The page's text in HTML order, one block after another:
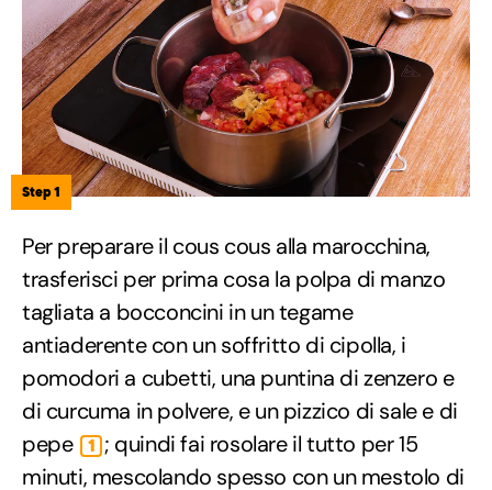
Step 1
Per preparare il cous cous alla marocchina,
trasferisci per prima cosa la polpa di manzo
tagliata a bocconcini in un tegame
antiaderente con un soffritto di cipolla, i
pomodori a cubetti, una puntina di zenzero e
di curcuma in polvere, e un pizzico di sale e di
pepe
1 ; quindi fai rosolare il tutto per 15
minuti, mescolando spesso con un mestolo di